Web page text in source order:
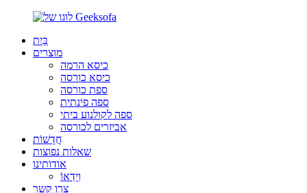
בַּיִת
מוצרים
כיסא הרמה
כיסא כורסה
ספת כורסה
ספה פינתית
ספה לקולנוע ביתי
אביזרים לכורסה
חֲדָשׁוֹת
שאלות נפוצות
אודותינו
וִידֵאוֹ
צרו קשר